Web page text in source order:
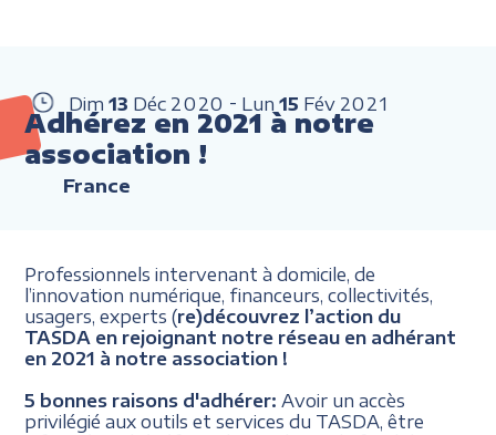
Dim 13 Déc 2020 Lun 15 Fév 2021
Adhérez en 2021 à notre
association !
France
Professionnels intervenant à domicile, de
l’innovation numérique, financeurs, collectivités,
usagers, experts (re)découvrez l’action du
TASDA en rejoignant notre réseau en adhérant
en 2021 à notre association !
5 bonnes raisons d'adhérer: Avoir un accès
privilégié aux outils et services du TASDA, être